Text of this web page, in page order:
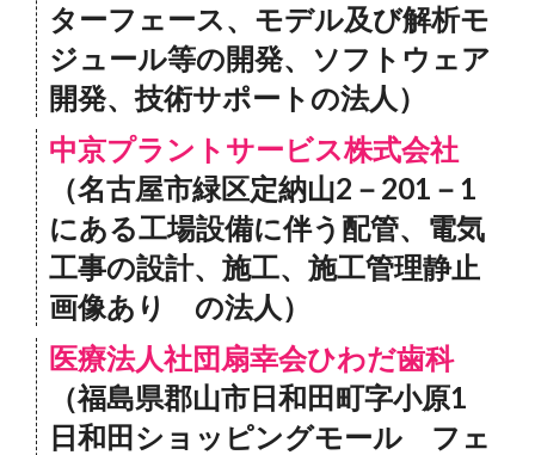
ターフェース、モデル及び解析モ
ジュール等の開発、ソフトウェア
開発、技術サポートの法人）
中京プラントサービス株式会社
（名古屋市緑区定納山2－201－1
にある工場設備に伴う配管、電気
工事の設計、施工、施工管理静止
画像あり の法人）
医療法人社団扇幸会ひわだ歯科
（福島県郡山市日和田町字小原1
日和田ショッピングモール フェ